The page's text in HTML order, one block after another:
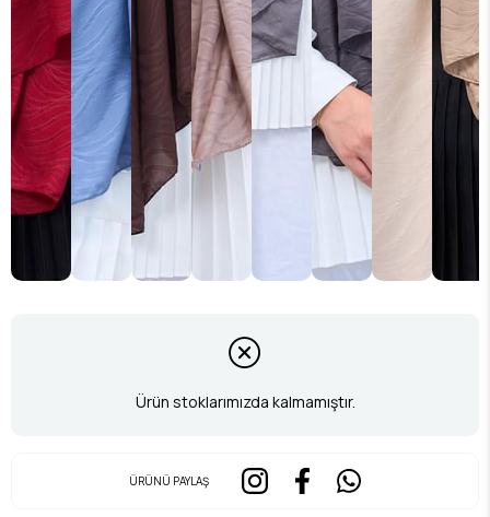
Ürün stoklarımızda kalmamıştır.
ÜRÜNÜ PAYLAŞ